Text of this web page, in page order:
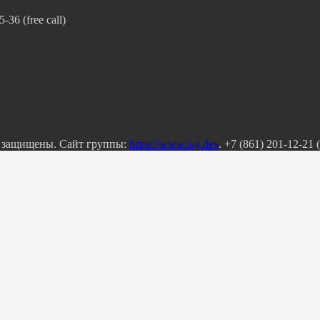
36 (free call)
Сайт группы: https://www.isg.dev. +7 (861) 201-12-21